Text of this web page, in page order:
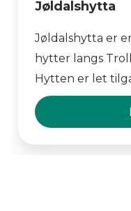
Jøldalshytta
Jøldalshytta er
hytter langs
Hytten er let
mange
omkringliggende